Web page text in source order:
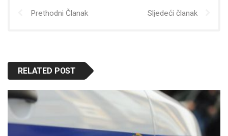
Prethodni Članak Sljedeći članak
RELATED POST